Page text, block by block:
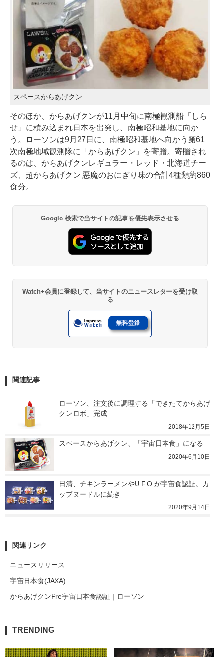
スペースからあげクン
そのほか、からあげクンが11月中旬に南極観測船「しら
せ」に積み込まれ日本を出発し、南極昭和基地に向か
う。ローソンは9月27日に、南極昭和基地へ向かう第61
次南極地域観測隊に「からあげクン」を寄贈。寄贈され
るのは、からあげクンレギュラー・レッド・北海道チー
ズ、超からあげクン 悪魔のおにぎり味の合計4種類約860
食分。
Google 検索で当サイトの記事を優先表示させる
Watch+会員に登録して、当サイトのニュースレターを受け取
る
関連記事
ローソン、注文後に調理する「できたてからあげ
クンロボ」完成
2018年12月5日
スペースからあげクン、「宇宙日本食」になる
2020年6月10日
日清、チキンラーメンやU.F.O.が宇宙食認証。カ
ップヌードルに続き
2020年9月14日
関連リンク
ニュースリリース
宇宙日本食(JAXA)
からあげクンPre宇宙日本食認証｜ローソン
TRENDING